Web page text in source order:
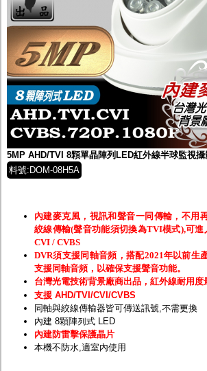
5MP AHD/TVI 8顆單晶陣列LED紅外線半球監視
料號:DOM-08H5A
內建麥克風，視訊和聲音一同傳輸，不用
絞線傳輸(聲音功能須切換為TVI模式),可進
CVI / CVBS
DVR須支援同軸音頻，搭配2021年以前生
支援同軸音頻，以確保支援聲音功能。
台灣光電技術背景廠商出品，紅外線耐用度
支援 AHD/TVI/CVI/CVBS
同軸與絞線傳輸器皆可傳送訊號,不需更換
內建 8顆陣列式 LED
內建防雷擊保護晶片
本機不防水,適室內使用